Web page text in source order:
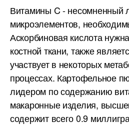
Витамины C - несомненный
микроэлементов,
Аскорбиновая кислота
костной ткани, также
участвует в некоторых
процессах. Картофельное
лидером по содержанию
макаронные изделия,
содержит всего 0.9